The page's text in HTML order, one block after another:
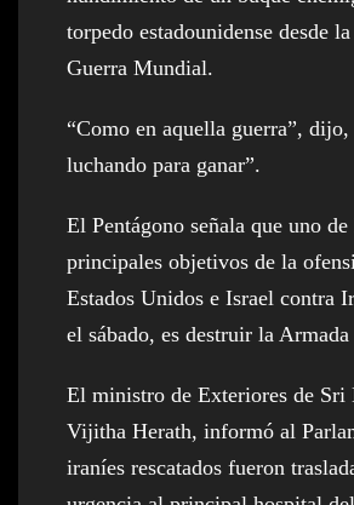
torpedo estadounidense desde
Guerra Mundial.
“Como en aquella guerra”, dijo,
luchando para ganar”.
El Pentágono señala que uno de
principales objetivos de la
Estados Unidos e Israel contra
el sábado, es destruir la Armada
El ministro de Exteriores de Sri
Vijitha Herath, informó al
iraníes rescatados fueron